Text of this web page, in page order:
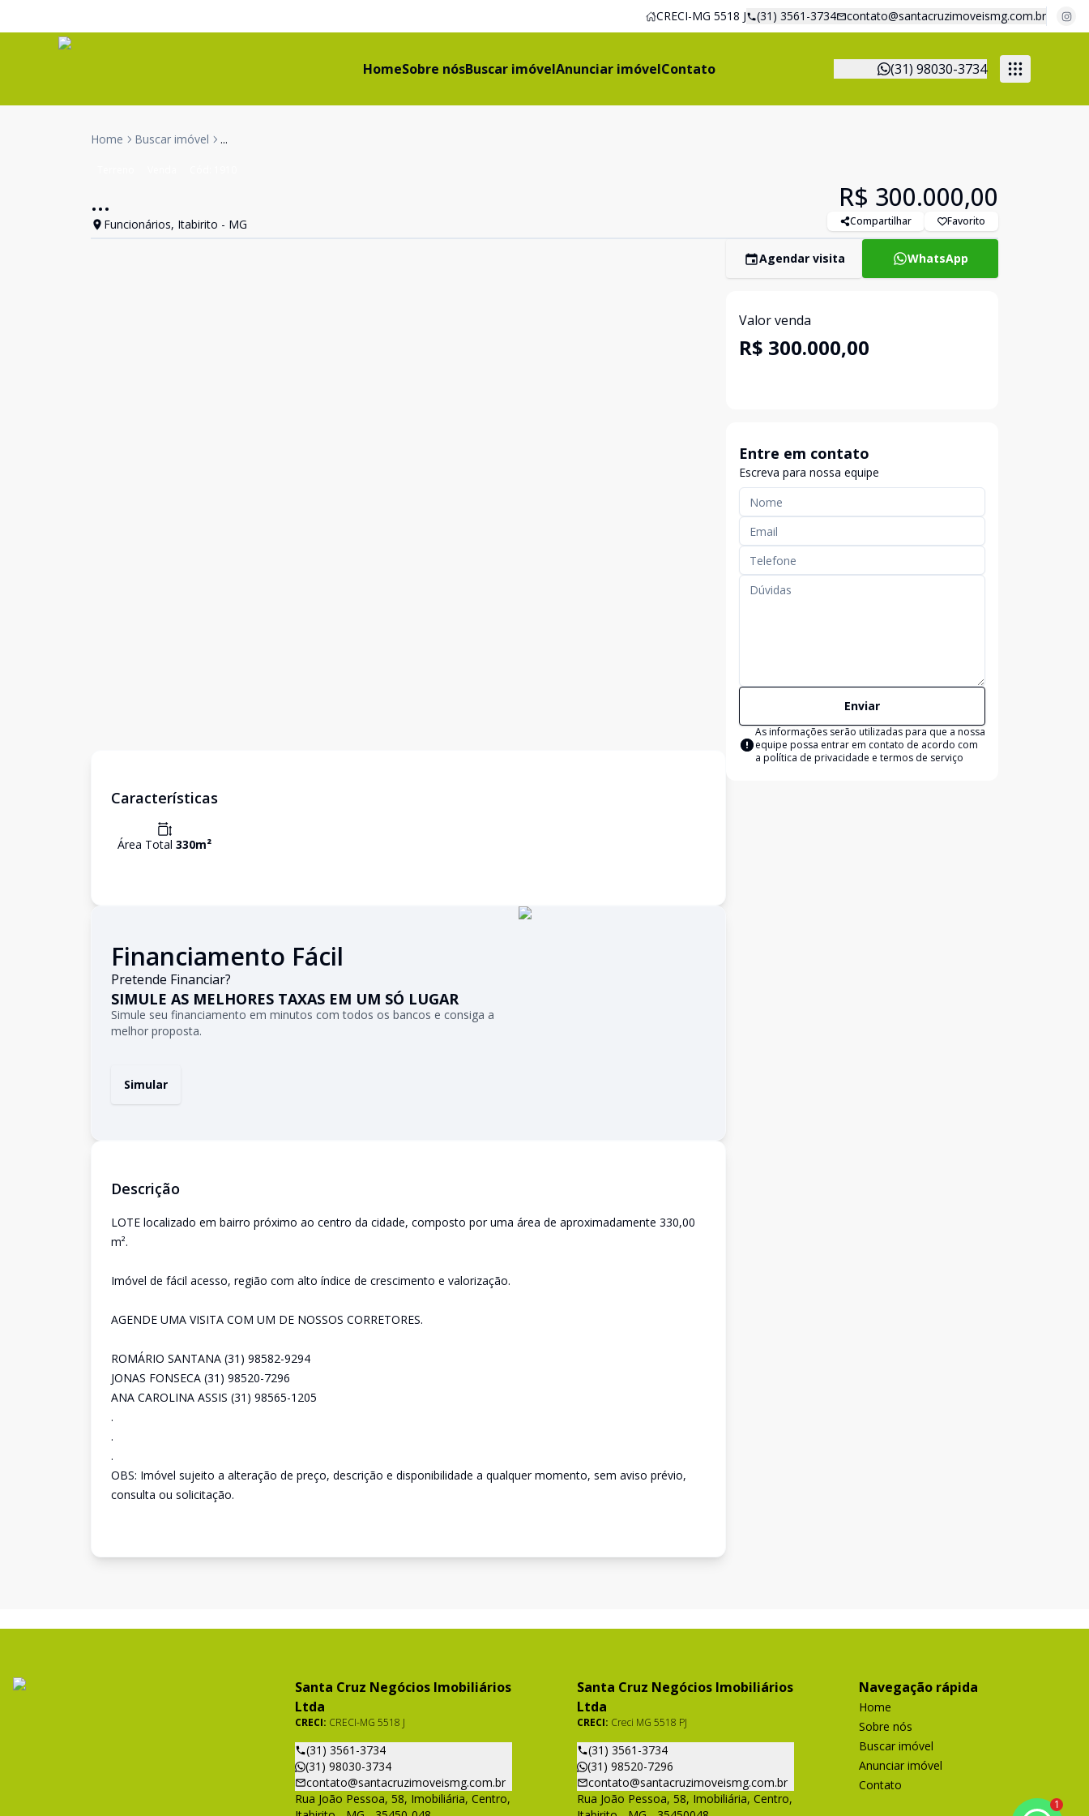
CRECI-MG 5518 J (31) 3561-3734 contato@santacruzimoveismg.com.br
HomeSobre nósBuscar imóvelAnunciar imóvelContato (31) 98030-3734
Home Buscar imóvel ...
...
Funcionários, Itabirito - MG
R$ 300.000,00
Compartilhar Favorito
Características
Área Total 330m²
Financiamento Fácil
Pretende Financiar?
SIMULE AS MELHORES TAXAS EM UM SÓ LUGAR
Simule seu financiamento em minutos com todos os bancos e consiga a
melhor proposta.
Simular
Descrição
LOTE localizado em bairro próximo ao centro da cidade, composto por uma área de aproximadamente 330,00
m².
Imóvel de fácil acesso, região com alto índice de crescimento e valorização.
AGENDE UMA VISITA COM UM DE NOSSOS CORRETORES.
ROMÁRIO SANTANA (31) 98582-9294
JONAS FONSECA (31) 98520-7296
ANA CAROLINA ASSIS (31) 98565-1205
.
.
.
OBS: Imóvel sujeito a alteração de preço, descrição e disponibilidade a qualquer momento, sem aviso prévio,
consulta ou solicitação.
Agendar visita WhatsApp
Valor venda
R$ 300.000,00
Entre em contato
Escreva para nossa equipe
Enviar
As informações serão utilizadas para que a nossa
equipe possa entrar em contato de acordo com
a política de privacidade e termos de serviço
Santa Cruz Negócios Imobiliários
Ltda
CRECI: CRECI-MG 5518 J
(31) 3561-3734
(31) 98030-3734
contato@santacruzimoveismg.com.br
Rua João Pessoa, 58, Imobiliária, Centro,
Santa Cruz Negócios Imobiliários
Ltda
CRECI: Creci MG 5518 PJ
(31) 3561-3734
(31) 98520-7296
contato@santacruzimoveismg.com.br
Rua João Pessoa, 58, Imobiliária, Centro,
Navegação rápida
Home
Sobre nós
Buscar imóvel
Anunciar imóvel
Contato
1